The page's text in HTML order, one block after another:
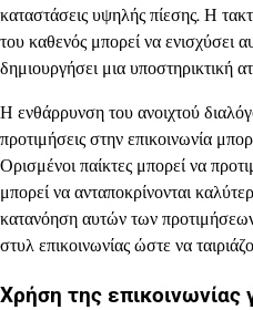
καταστάσεις υψηλής πίεσης. Η
του καθενός μπορεί να ενισχύσει
δημιουργήσει μια υποστηρικτική
Η ενθάρρυνση του ανοιχτού
προτιμήσεις στην επικοινωνία
Ορισμένοι παίκτες μπορεί να
μπορεί να ανταποκρίνονται
κατανόηση αυτών των
στυλ επικοινωνίας ώστε να
Χρήση της επικοινωνίας